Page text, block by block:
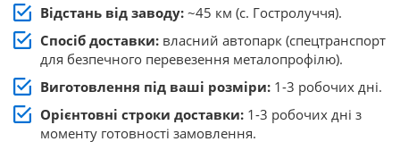
Відстань від заводу: ~45 км (с. Гостролуччя).
Спосіб доставки: власний автопарк (спецтранспорт
для безпечного перевезення металопрофілю).
Виготовлення під ваші розміри: 1-3 робочих дні.
Орієнтовні строки доставки: 1-3 робочих дні з
моменту готовності замовлення.